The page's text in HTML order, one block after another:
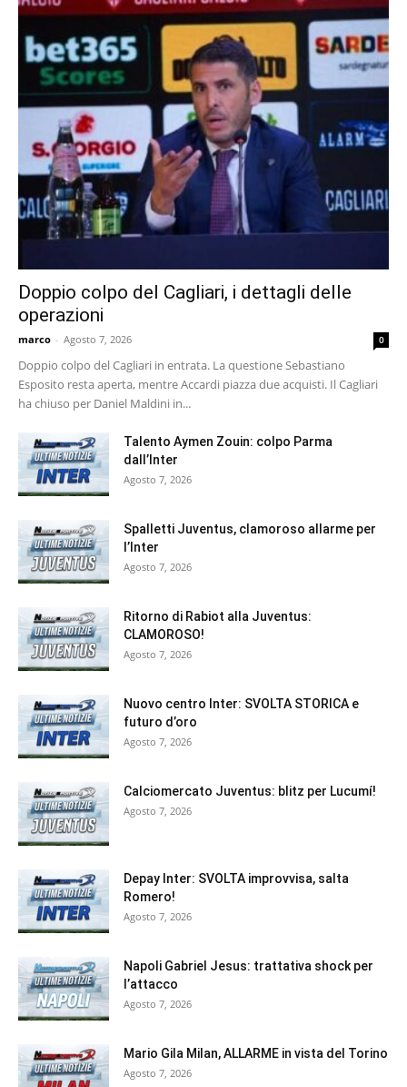
Doppio colpo del Cagliari, i dettagli delle
operazioni
marco - Agosto 7, 2026 0
Doppio colpo del Cagliari in entrata. La questione Sebastiano
Esposito resta aperta, mentre Accardi piazza due acquisti. Il Cagliari
ha chiuso per Daniel Maldini in...
Talento Aymen Zouin: colpo Parma
dall’Inter
Agosto 7, 2026
Spalletti Juventus, clamoroso allarme per
l’Inter
Agosto 7, 2026
Ritorno di Rabiot alla Juventus:
CLAMOROSO!
Agosto 7, 2026
Nuovo centro Inter: SVOLTA STORICA e
futuro d’oro
Agosto 7, 2026
Calciomercato Juventus: blitz per Lucumí!
Agosto 7, 2026
Depay Inter: SVOLTA improvvisa, salta
Romero!
Agosto 7, 2026
Napoli Gabriel Jesus: trattativa shock per
l’attacco
Agosto 7, 2026
Mario Gila Milan, ALLARME in vista del Torino
Agosto 7, 2026